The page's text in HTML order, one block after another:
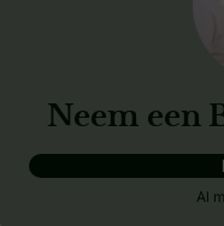
Neem een
Al